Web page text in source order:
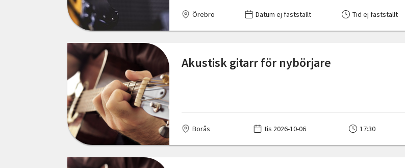
Örebro län Örebro Datum ej fastställt Tid ej fastställt
Akustisk gitarr för nybörjare
Borås tis 2026-10-06 17:30